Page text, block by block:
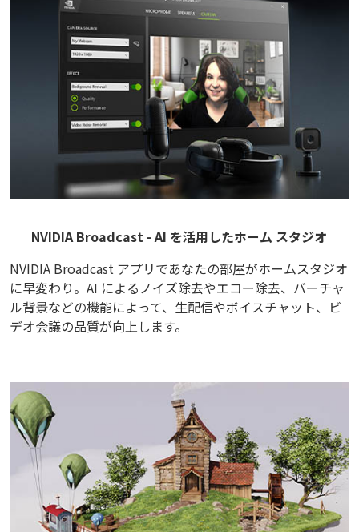
NVIDIA Broadcast - AI を活用したホーム スタジオ
NVIDIA Broadcast アプリであなたの部屋がホームスタジオ
に早変わり。AI によるノイズ除去やエコー除去、バーチャ
ル背景などの機能によって、生配信やボイスチャット、ビ
デオ会議の品質が向上します。